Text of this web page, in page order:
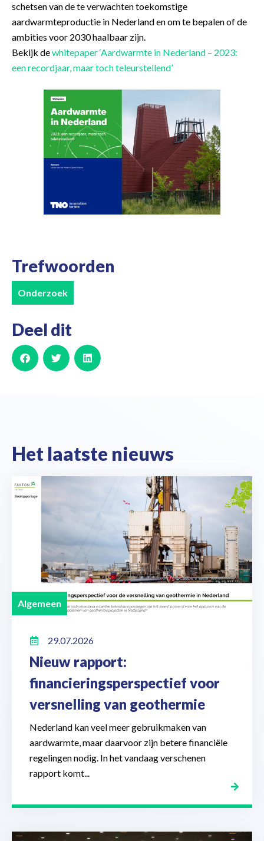
schetsen van de te verwachten toekomstige
aardwarmteproductie in Nederland en om te bepalen of de
ambities voor 2030 haalbaar zijn.
Bekijk dewhitepaper ‘Aardwarmte in Nederland – 2023:
een recordjaar, maar toch teleurstellend’
Trefwoorden
Onderzoek
Deel dit
Het laatste nieuws
Algemeen
29.07.2026
Nieuw rapport:
financieringsperspectief voor
versnelling van geothermie
Nederland kan veel meer gebruikmaken van
aardwarmte, maar daarvoor zijn betere financiële
regelingen nodig. In het vandaag verschenen
rapport komt...